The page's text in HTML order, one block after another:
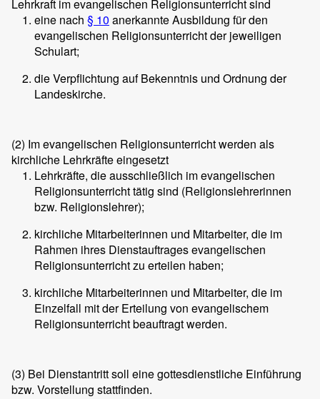
Lehrkraft im evangelischen Religionsunterricht sind
eine nach § 10 anerkannte Ausbildung für den
evangelischen Religionsunterricht der jeweiligen
Schulart;
die Verpflichtung auf Bekenntnis und Ordnung der
Landeskirche.
(2) Im evangelischen Religionsunterricht werden als
kirchliche Lehrkräfte eingesetzt
Lehrkräfte, die ausschließlich im evangelischen
Religionsunterricht tätig sind (Religionslehrerinnen
bzw. Religionslehrer);
kirchliche Mitarbeiterinnen und Mitarbeiter, die im
Rahmen ihres Dienstauftrages evangelischen
Religionsunterricht zu erteilen haben;
kirchliche Mitarbeiterinnen und Mitarbeiter, die im
Einzelfall mit der Erteilung von evangelischem
Religionsunterricht beauftragt werden.
(3) Bei Dienstantritt soll eine gottesdienstliche Einführung
bzw. Vorstellung stattfinden.